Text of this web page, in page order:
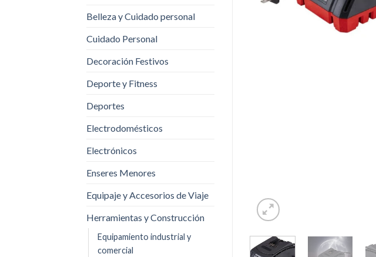
Belleza y Cuidado personal
Cuidado Personal
Decoración Festivos
Deporte y Fitness
Deportes
Electrodomésticos
Electrónicos
Enseres Menores
Equipaje y Accesorios de Viaje
Herramientas y Construcción
Equipamiento industrial y
comercial